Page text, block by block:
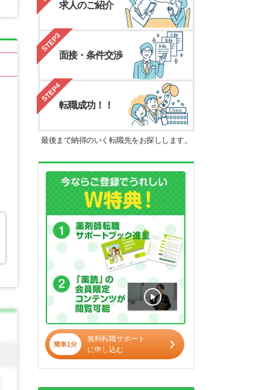
求人のご紹介
STEP3
面接・条件交渉
STEP4
転職成功！！
最後まで納得のいく転職先をお探しします。
簡単1分
無料転職サポート
に申し込む